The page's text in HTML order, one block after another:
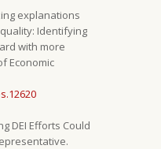
explanations
Identifying
with more
Economic
DEI Efforts Could